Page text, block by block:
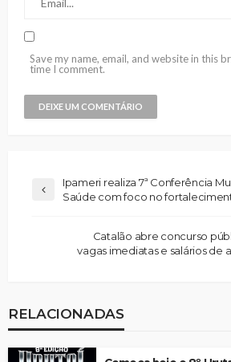
Save my name, email, and website in this
time I comment.
Ipameri realiza 7ª Conferência
Saúde com foco no
Catalão abre concurso
vagas imediatas e salários de
RELACIONADAS